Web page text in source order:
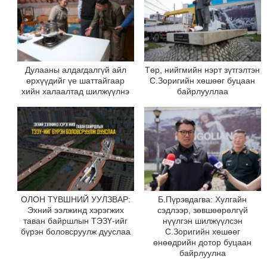
Дулааны алдагдалгүй айл
өрхүүдийг үе шаттайгаар
хийн халаалтад шилжүүлнэ
Төр, нийгмийн нэрт зүтгэлтэн
С.Зоригийн хөшөөг буцаан
байрлууллаа
ОЛОН ТҮВШНИЙ УУЛЗВАР:
Эхний ээлжинд хэрэгжих
таван байршлын ТЭЗҮ-ийг
бүрэн боловсруулж дууслаа
Б.Пүрэвдагва: Хулгайн
сэдлээр, зөвшөөрөлгүй
нүүлгэн шилжүүлсэн
С.Зоригийн хөшөөг
өнөөдрийн дотор буцаан
байрлуулна